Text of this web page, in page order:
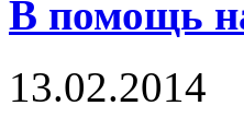
В помощь
13.02.2014